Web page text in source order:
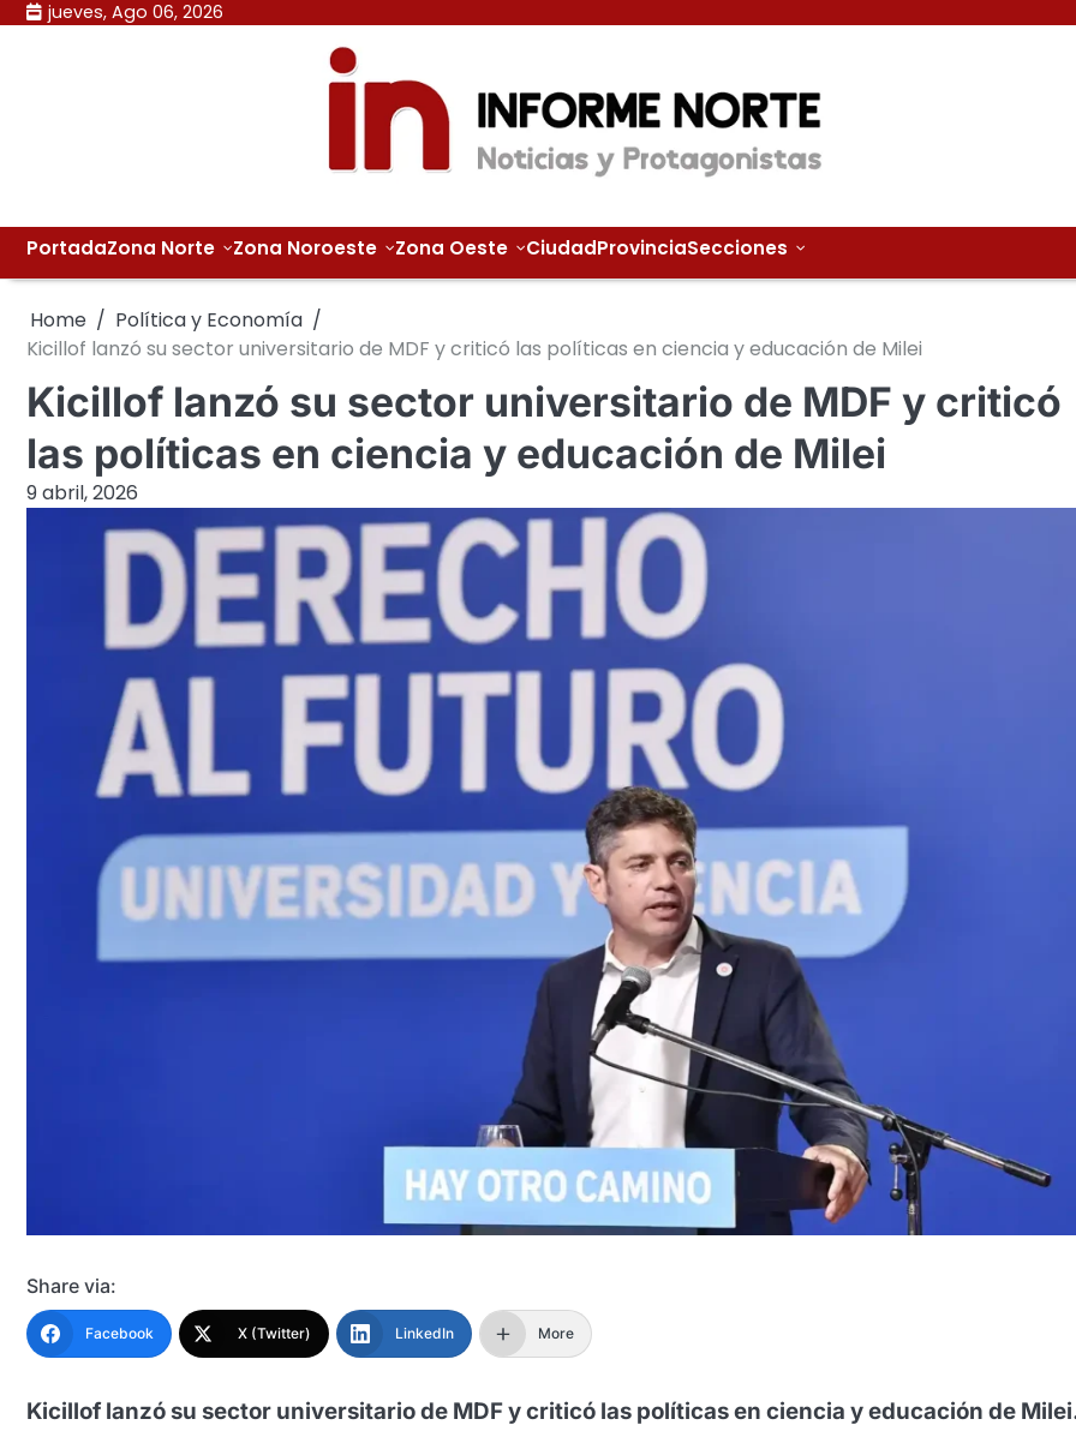
Skip jueves, Ago 06, 2026
PortadaZona Norte Zona Noroeste Zona Oeste CiudadProvinciaSecciones
Home
Política y Economía
Kicillof lanzó su sector universitario de MDF y criticó las políticas en ciencia y educación de Milei
Kicillof lanzó su sector universitario de MDF y criticó
las políticas en ciencia y educación de Milei
9 abril, 2026
Share via:
Facebook X (Twitter) LinkedIn More
Kicillof lanzó su sector universitario de MDF y criticó las políticas en ciencia y educación de